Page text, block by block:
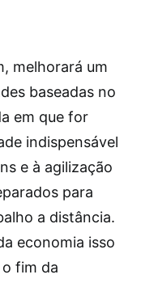
melhorará um
baseadas no
em que for
indispensável
e à agilização
para
a distância.
economia isso
fim da